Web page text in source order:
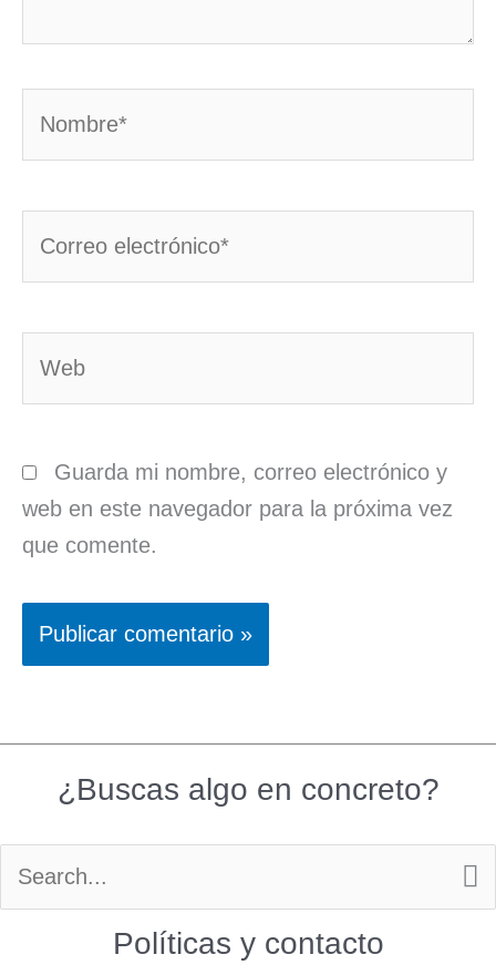
Guarda mi nombre, correo electrónico y
web en este navegador para la próxima vez
que comente.
¿Buscas algo en concreto?
Políticas y contacto